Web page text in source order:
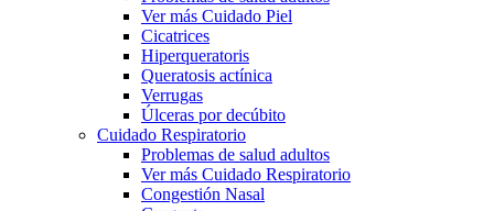
Ver más Cuidado Piel
Cicatrices
Hiperqueratoris
Queratosis actínica
Verrugas
Úlceras por decúbito
Cuidado Respiratorio
Problemas de salud adultos
Ver más Cuidado Respiratorio
Congestión Nasal